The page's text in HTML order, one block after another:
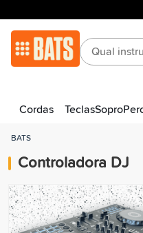
Cordas TeclasSopro
BATS
Controladora DJ